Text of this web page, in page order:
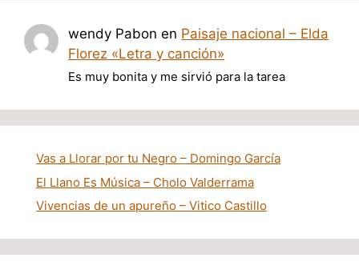
wendy Pabon en Paisaje nacional – Elda
Florez «Letra y canción»
Es muy bonita y me sirvió para la tarea
Vas a Llorar por tu Negro – Domingo García
El Llano Es Música – Cholo Valderrama
Vivencias de un apureño – Vitico Castillo